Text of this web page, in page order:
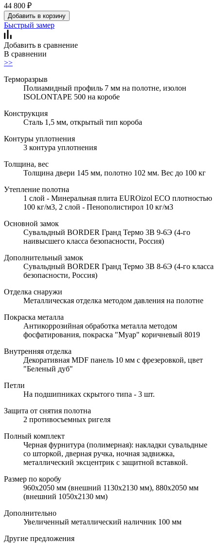
44 800 ₽
Добавить в корзину
Быстрый замер
Добавить в сравнение
В сравнении
>>
Терморазрыв
Полиамидный профиль 7 мм на полотне, изолон
ISOLONTAPE 500 на коробе
Конструкция
Сталь 1,5 мм, открытый тип короба
Контуры уплотнения
3 контура уплотнения
Толщина, вес
Толщина двери 145 мм, полотно 102 мм. Вес до 100 кг
Утепление полотна
1 слой - Минеральная плита EUROizol ECO плотностью
100 кг/м3, 2 слой - Пенополистирол 10 кг/м3
Основной замок
Сувальдный BORDER Гранд Термо 3В 9-6Э (4-го
наивысшего класса безопасности, Россия)
Дополнительный замок
Сувальдный BORDER Гранд Термо 3В 8-6Э (4-го класса
безопасности, Россия)
Отделка снаружи
Металлическая отделка методом давления на полотне
Покраска металла
Антикоррозийная обработка металла методом
фосфатирования, покраска "Муар" коричневый 8019
Внутренняя отделка
Декоративная MDF панель 10 мм с фрезеровкой, цвет
"Беленый дуб"
Петли
На подшипниках скрытого типа - 3 шт.
Защита от снятия полотна
2 противосъемных ригеля
Полный комплект
Черная фурнитура (полимерная): накладки сувальдные
со шторкой, дверная ручка, ночная задвижка,
металлический эксцентрик с защитной вставкой.
Размер по коробу
960х2050 мм (внешний 1130х2130 мм), 880х2050 мм
(внешний 1050х2130 мм)
Дополнительно
Увеличенный металлический наличник 100 мм
Другие предложения